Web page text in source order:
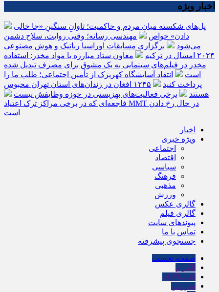
اخبار ویژه
پل‌های شکسته میان مردم و حاکمیت؛ تاوانِ سنگینِ «جا خالی
دادن» خواص
مهندسی رسانه؛ وقتی روایت، سلاح دشمن
می‌شود
برگزاری مسابقات اوراسیا رباتیک و هوش مصنوعی
۲۰۲۴ امسال در ترکیه
معاون ستاد مبارزه با مواد مخدر: استفاده
مخدر در فیلم‌های سینمایی به یک مشوق برای مصرف تبدیل شده
است
انتقاد آسایشگاه کهریزک از تأمین اجتماعی؛ طلب ما را
پرداخت کنید
۱۲۴۵ افغان در زندان‌های استان تهران محبوس
هستند
برخی فعالیت‌های بهزیستی در حوزه وظایفش نیست
فاجعه‌ای که در برخی مراکز ترک اعتیاد MMT در حال رخ دادن
است
اخبار
ویژه خبری
اجتماعی
اقتصاد
سیاسی
فرهنگ
مذهبی
ورزش
گالری عکس
گالری فیلم
پیوندهای سایت
تماس با ما
جستجوی پیشرفته
صفحه نخست
تلگرام
اینستاگرام
سروش